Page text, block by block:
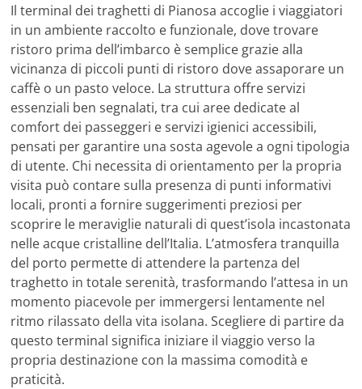
Il terminal dei traghetti di Pianosa accoglie i viaggiatori
in un ambiente raccolto e funzionale, dove trovare
ristoro prima dell’imbarco è semplice grazie alla
vicinanza di piccoli punti di ristoro dove assaporare un
caffè o un pasto veloce. La struttura offre servizi
essenziali ben segnalati, tra cui aree dedicate al
comfort dei passeggeri e servizi igienici accessibili,
pensati per garantire una sosta agevole a ogni tipologia
di utente. Chi necessita di orientamento per la propria
visita può contare sulla presenza di punti informativi
locali, pronti a fornire suggerimenti preziosi per
scoprire le meraviglie naturali di quest’isola incastonata
nelle acque cristalline dell’Italia. L’atmosfera tranquilla
del porto permette di attendere la partenza del
traghetto in totale serenità, trasformando l’attesa in un
momento piacevole per immergersi lentamente nel
ritmo rilassato della vita isolana. Scegliere di partire da
questo terminal significa iniziare il viaggio verso la
propria destinazione con la massima comodità e
praticità.